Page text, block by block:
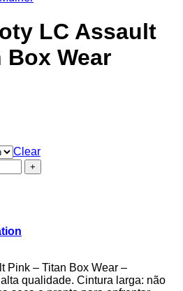
LC Assault
Box Wear
Clear
Pink – Titan Box Wear –
qualidade. Cintura larga: não